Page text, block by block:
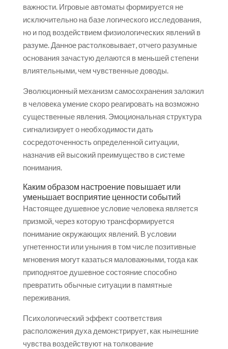
важности. Игровые автоматы формируется не
исключительно на базе логического исследования,
но и под воздействием физиологических явлений в
разуме. Данное растолковывает, отчего разумные
основания зачастую делаются в меньшей степени
влиятельными, чем чувственные доводы.
Эволюционный механизм самосохранения заложил
в человека умение скоро реагировать на возможно
существенные явления. Эмоциональная структура
сигнализирует о необходимости дать
сосредоточенность определенной ситуации,
назначив ей высокий преимущество в системе
понимания.
Каким образом настроение повышает или
уменьшает восприятие ценности событий
Настоящее душевное условие человека является
призмой, через которую трансформируется
понимание окружающих явлений. В условии
угнетенности или уныния в том числе позитивные
мгновения могут казаться маловажными, тогда как
приподнятое душевное состояние способно
превратить обычные ситуации в памятные
переживания.
Психологический эффект соответствия
расположения духа демонстрирует, как нынешние
чувства воздействуют на толкование